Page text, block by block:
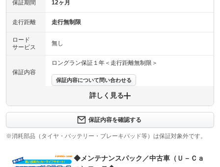
保証期間 12ヶ月
走行距離 走行無制限
ロード
サービス
無し
保証内容
ロングラン保証１年＜走行距離無制限＞
保証内容について問い合わせる
上限金額
免責金 無し
詳しく見る
保証内容を確認する
※消耗部品（タイヤ・バッテリー・ブレーキパッド等）は保証対象外です。
◆メンテナンスパック／中古車（Ｕ－Ｃａ